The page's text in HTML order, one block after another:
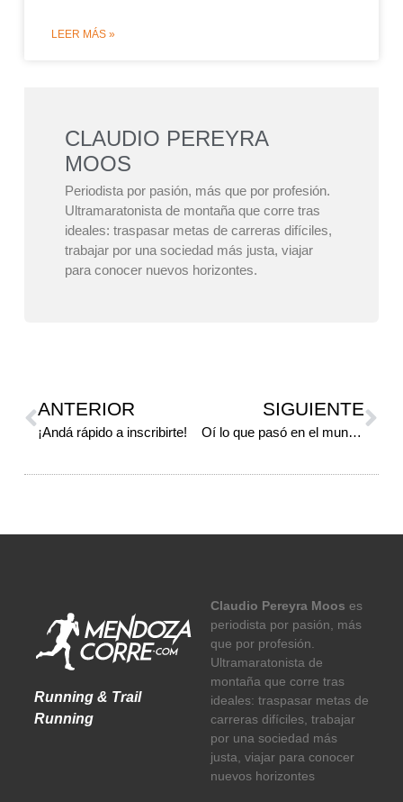
LEER MÁS »
CLAUDIO PEREYRA
MOOS
Periodista por pasión, más que por profesión.
Ultramaratonista de montaña que corre tras
ideales: traspasar metas de carreras difíciles,
trabajar por una sociedad más justa, viajar
para conocer nuevos horizontes.
ANTERIOR
¡Andá rápido a inscribirte!
SIGUIENTE
Oí lo que pasó en el mundo del running
Running & Trail
Running
Claudio Pereyra Moos es
periodista por pasión, más
que por profesión.
Ultramaratonista de
montaña que corre tras
ideales: traspasar metas de
carreras difíciles, trabajar
por una sociedad más
justa, viajar para conocer
nuevos horizontes